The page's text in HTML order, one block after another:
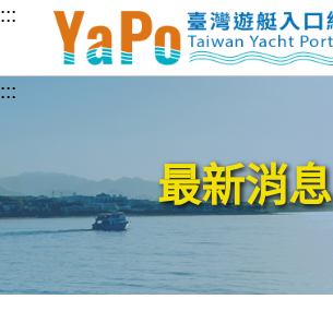
跳至主要內容
:::
:::
最新消息